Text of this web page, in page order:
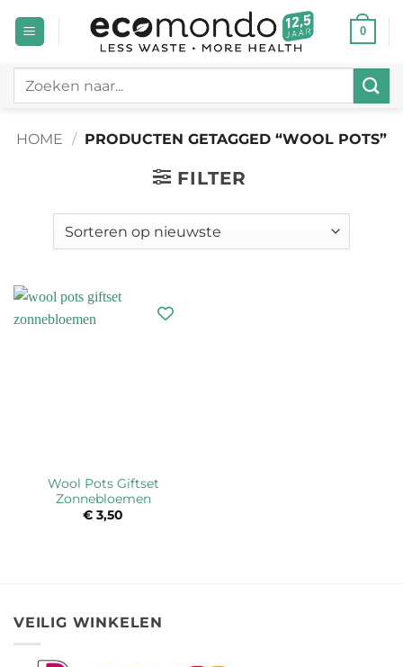
naar
0
Zoeken
HOME / PRODUCTEN GETAGGED “WOOL POTS”
FILTER
Wool Pots Giftset
Zonnebloemen
€ 3,50
VEILIG WINKELEN